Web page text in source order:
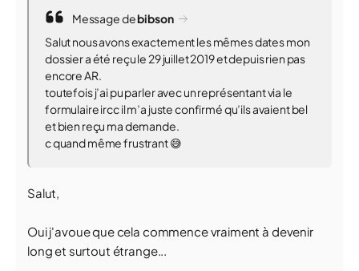
Message debibson
Salut nous avons exactement les mêmes dates mon
dossier a été reçu le 29 juillet 2019 et depuis rien pas
encore AR.
toutefois j’ai pu parler avec un représentant via le
formulaire ircc il m’a juste confirmé qu’ils avaient bel
et bien reçu ma demande.
c quand même frustrant 😅
Salut,
Oui j'avoue que cela commence vraiment à devenir
long et surtout étrange...